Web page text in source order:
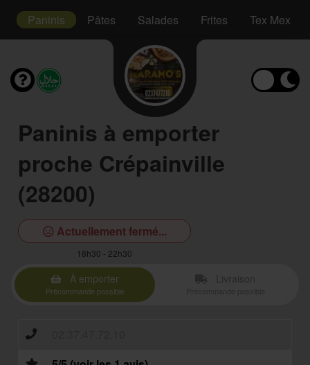
Paninis Pâtes Salades Frites Tex Mex
Paninis à emporter
proche Crépainville
(28200)
Actuellement fermé...
18h30 - 22h30
À emporter
Précommande possible